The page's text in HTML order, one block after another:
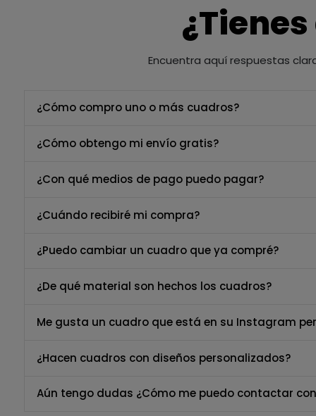
Encuentra aquí respuestas
¿Cómo compro uno o más cuadros?
¿Cómo obtengo mi envío gratis?
¿Con qué medios de pago puedo pagar?
¿Cuándo recibiré mi compra?
¿Puedo cambiar un cuadro que ya compré?
¿De qué material son hechos los cuadros?
Me gusta un cuadro que está en su Instagram
¿Hacen cuadros con diseños personalizados?
Aún tengo dudas ¿Cómo me puedo contactar